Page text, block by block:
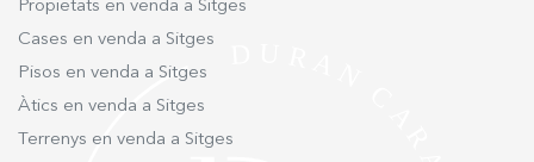
tranquilidad de un hogar familiar. ¡Ven a
conocerlo y enamórate de tu nuevo hogar!
emblemàtica finca modernista, que aporta un
caràcter únic a l’habitatge. La reforma,
executada amb materials i acabats d’alta
qualitat, combina disseny, funcionalitat i
encastats a totes les habitacions, climatització
Propietats en venda a Sitges
Cases en venda a Sitges
Pisos en venda a Sitges
Àtics en venda a Sitges
Terrenys en venda a Sitges